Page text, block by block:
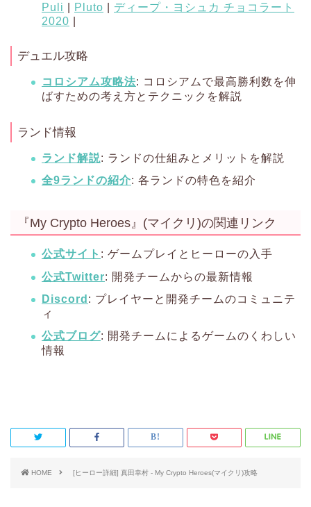
Puli
Pluto
ディープ・ヨシュカ チョコラート
2020
デュエル攻略
コロシアム攻略法: コロシアムで最高勝利数を伸
ばすための考え方とテクニックを解説
ランド情報
ランド解説: ランドの仕組みとメリットを解説
全9ランドの紹介: 各ランドの特色を紹介
『My Crypto Heroes』(マイクリ)の関連リンク
公式サイト : ゲームプレイとヒーローの入手
公式Twitter: 開発チームからの最新情報
Discord : プレイヤーと開発チームのコミュニテ
ィ
公式ブログ: 開発チームによるゲームのくわしい
情報
HOME [ヒーロー詳細] 真田幸村 - My Crypto Heroes(マイクリ)攻略